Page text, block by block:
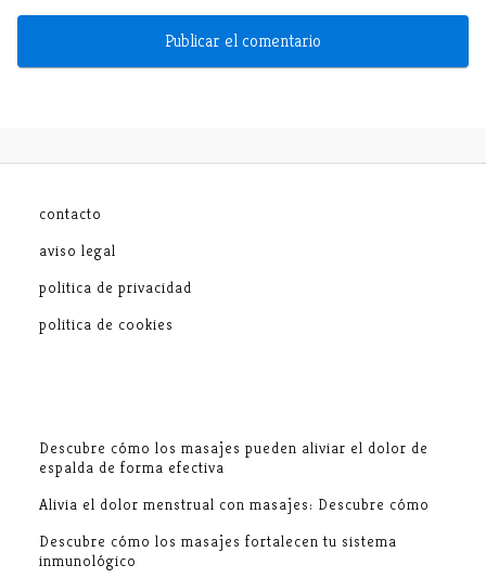
contacto
aviso legal
politica de privacidad
politica de cookies
Descubre cómo los masajes pueden aliviar el dolor de
espalda de forma efectiva
Alivia el dolor menstrual con masajes: Descubre cómo
Descubre cómo los masajes fortalecen tu sistema
inmunológico